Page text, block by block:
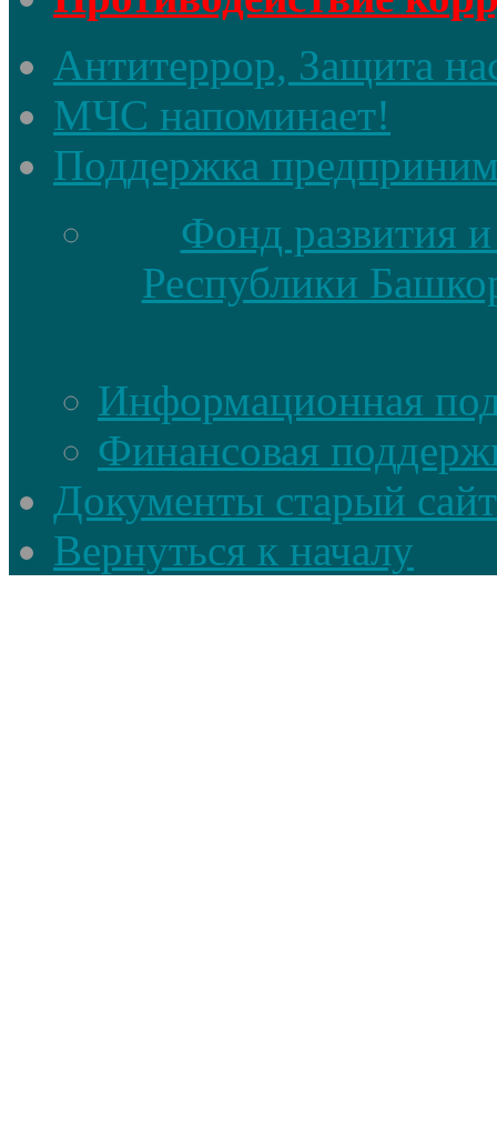
Антитеррор, Защита
МЧС напоминает!
Поддержка
Фонд развития
Республики
Информационная
Финансовая
Документы старый сайт
Вернуться к началу